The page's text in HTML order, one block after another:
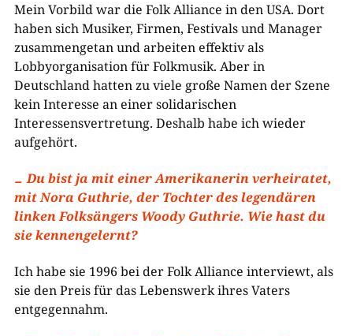
Mein Vorbild war die Folk Alliance in den USA. Dort
haben sich Musiker, Firmen, Festivals und Manager
zusammengetan und arbeiten effektiv als
Lobbyorganisation für Folkmusik. Aber in
Deutschland hatten zu viele große Namen der Szene
kein Interesse an einer solidarischen
Interessensvertretung. Deshalb habe ich wieder
aufgehört.
Du bist ja mit einer Amerikanerin verheiratet,
mit Nora Guthrie, der Tochter des legendären
linken Folksängers Woody Guthrie. Wie hast du
sie kennengelernt?
Ich habe sie 1996 bei der Folk Alliance interviewt, als
sie den Preis für das Lebenswerk ihres Vaters
entgegennahm.